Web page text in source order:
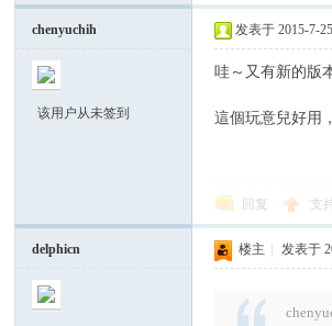
chenyuchih
该用户从未签到
发表于 2015-7-
哇～又有新的版
這個玩意兒好用
回复 支
delphicn 楼主 发表于